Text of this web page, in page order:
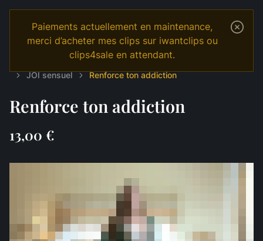
Paiements actuellement en maintenance,
merci d’acheter mes clips sur iwantclips ou
clips4sale en attendant.
JOI sensuel
Renforce ton addiction
Renforce ton addiction
13,00 €